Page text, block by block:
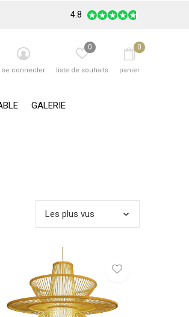
GALERIE
se connecter liste de souhaits
0
panier
0
4.8